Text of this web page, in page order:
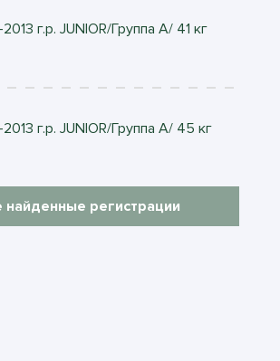
г.р. JUNIOR/Группа А/ 41 кг
г.р. JUNIOR/Группа А/ 45 кг
найденные регистрации